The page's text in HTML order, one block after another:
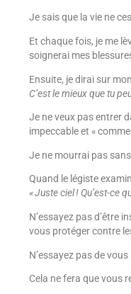
Je sais que la vie ne
Et chaque fois, je me
soignerai mes
Ensuite, je dirai sur
C’est le mieux que tu
Je ne veux pas entrer
impeccable et «
Je ne mourrai pas
Quand le légiste
« Juste ciel ! Qu’est-ce
N’essayez pas d’être
vous protéger contre
N’essayez pas de
Cela ne fera que vous